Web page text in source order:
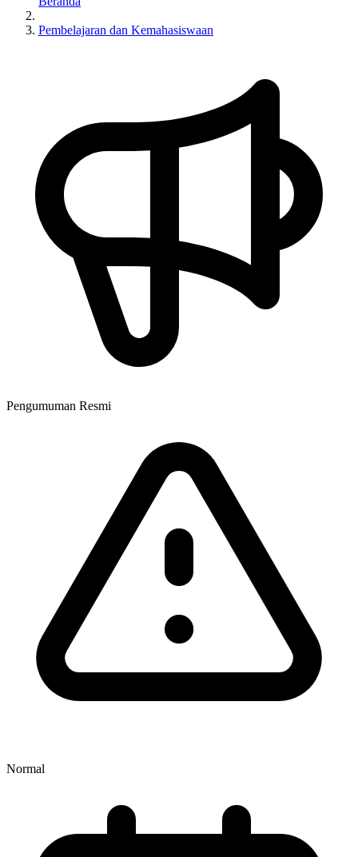
Pembelajaran dan Kemahasiswaan
Pengumuman Resmi
Normal